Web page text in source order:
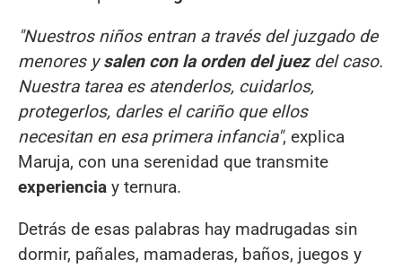
"Nuestros niños entran a través del juzgado de
menores ysalen con la orden del juezdel caso.
Nuestra tarea es atenderlos, cuidarlos,
protegerlos, darles el cariño que ellos
necesitan en esa primera infancia", explica
Maruja, con una serenidad que transmite
experiencia y ternura.
Detrás de esas palabras hay madrugadas sin
dormir, pañales, mamaderas, baños, juegos y